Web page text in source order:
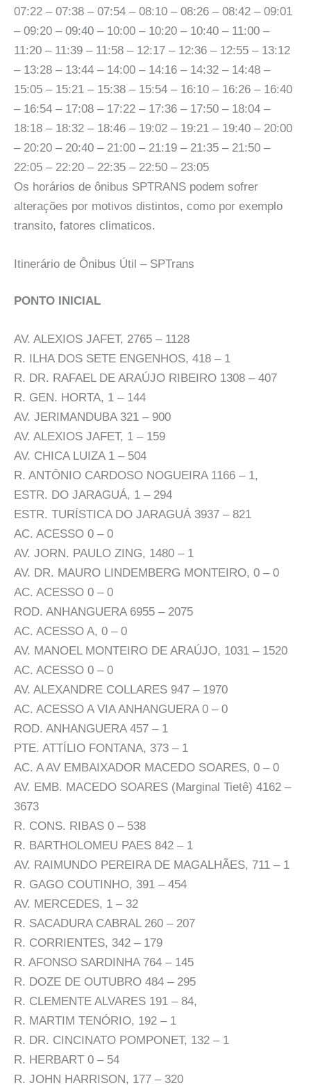
07:22 – 07:38 – 07:54 – 08:10 – 08:26 – 08:42 – 09:01
– 09:20 – 09:40 – 10:00 – 10:20 – 10:40 – 11:00 –
11:20 – 11:39 – 11:58 – 12:17 – 12:36 – 12:55 – 13:12
– 13:28 – 13:44 – 14:00 – 14:16 – 14:32 – 14:48 –
15:05 – 15:21 – 15:38 – 15:54 – 16:10 – 16:26 – 16:40
– 16:54 – 17:08 – 17:22 – 17:36 – 17:50 – 18:04 –
18:18 – 18:32 – 18:46 – 19:02 – 19:21 – 19:40 – 20:00
– 20:20 – 20:40 – 21:00 – 21:19 – 21:35 – 21:50 –
22:05 – 22:20 – 22:35 – 22:50 – 23:05
Os horários de ônibus SPTRANS podem sofrer
alterações por motivos distintos, como por exemplo
transito, fatores climaticos.
Itinerário de Ônibus Útil – SPTrans
PONTO INICIAL
AV. ALEXIOS JAFET, 2765 – 1128
R. ILHA DOS SETE ENGENHOS, 418 – 1
R. DR. RAFAEL DE ARAÚJO RIBEIRO 1308 – 407
R. GEN. HORTA, 1 – 144
AV. JERIMANDUBA 321 – 900
AV. ALEXIOS JAFET, 1 – 159
AV. CHICA LUIZA 1 – 504
R. ANTÔNIO CARDOSO NOGUEIRA 1166 – 1,
ESTR. DO JARAGUÁ, 1 – 294
ESTR. TURÍSTICA DO JARAGUÁ 3937 – 821
AC. ACESSO 0 – 0
AV. JORN. PAULO ZING, 1480 – 1
AV. DR. MAURO LINDEMBERG MONTEIRO, 0 – 0
AC. ACESSO 0 – 0
ROD. ANHANGUERA 6955 – 2075
AC. ACESSO A, 0 – 0
AV. MANOEL MONTEIRO DE ARAÚJO, 1031 – 1520
AC. ACESSO 0 – 0
AV. ALEXANDRE COLLARES 947 – 1970
AC. ACESSO A VIA ANHANGUERA 0 – 0
ROD. ANHANGUERA 457 – 1
PTE. ATTÍLIO FONTANA, 373 – 1
AC. A AV EMBAIXADOR MACEDO SOARES, 0 – 0
AV. EMB. MACEDO SOARES (Marginal Tietê) 4162 –
3673
R. CONS. RIBAS 0 – 538
R. BARTHOLOMEU PAES 842 – 1
AV. RAIMUNDO PEREIRA DE MAGALHÃES, 711 – 1
R. GAGO COUTINHO, 391 – 454
AV. MERCEDES, 1 – 32
R. SACADURA CABRAL 260 – 207
R. CORRIENTES, 342 – 179
R. AFONSO SARDINHA 764 – 145
R. DOZE DE OUTUBRO 484 – 295
R. CLEMENTE ALVARES 191 – 84,
R. MARTIM TENÓRIO, 192 – 1
R. DR. CINCINATO POMPONET, 132 – 1
R. HERBART 0 – 54
R. JOHN HARRISON, 177 – 320